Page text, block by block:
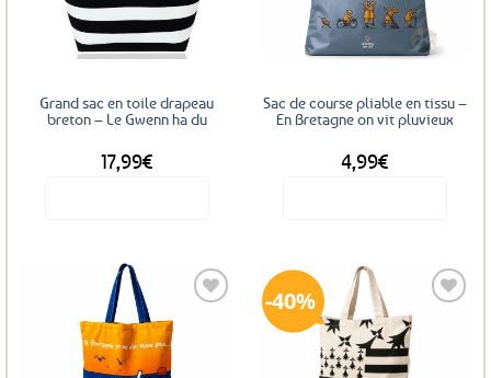
favoris
Grand sac en toile drapeau
breton – Le Gwenn ha du
17,99€
favoris
Sac de course pliable en tissu –
En Bretagne on vit pluvieux
4,99€
40%